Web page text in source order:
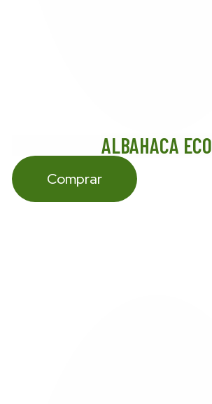
ALBAHACA ECO
Comprar